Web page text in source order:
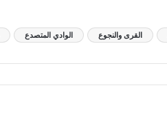
القرى والنجوع الوادي المتصدع